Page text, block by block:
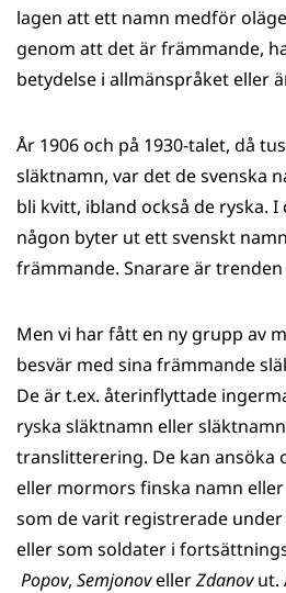
lagen att ett namn medför
genom att det är främmande,
betydelse i allmänspråket eller
År 1906 och på 1930-talet, då
släktnamn, var det de svenska
bli kvitt, ibland också de ryska. I
någon byter ut ett svenskt
främmande. Snarare är
Men vi har fått en ny grupp av
besvär med sina främmande
De är t.ex. återinflyttade
ryska släktnamn eller
translitterering. De kan ansöka
eller mormors finska namn
som de varit registrerade under
eller som soldater i
Popov, SemjonovellerZdanovut.